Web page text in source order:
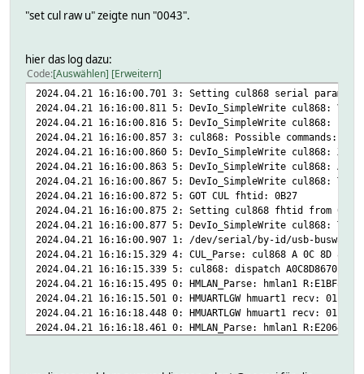
"set cul raw u" zeigte nun "0043".
hier das log dazu:
Code Auswählen Erweitern
2024.04.21 16:16:00.701 3: Setting cul868 serial
2024.04.21 16:16:00.811 5: DevIo_SimpleWrite cul868: V
2024.04.21 16:16:00.816 5: DevIo_SimpleWrite cul868: ?
2024.04.21 16:16:00.857 3: cul868: Possible commands:
2024.04.21 16:16:00.860 5: DevIo_SimpleWrite cul868: X21
2024.04.21 16:16:00.863 5: DevIo_SimpleWrite cul868: Ar
2024.04.21 16:16:00.867 5: DevIo_SimpleWrite cul868: T01
2024.04.21 16:16:00.872 5: GOT CUL fhtid: 0B27
2024.04.21 16:16:00.875 2: Setting cul868 fhtid from 0B27
2024.04.21 16:16:00.877 5: DevIo_SimpleWrite cul868:
2024.04.21 16:16:00.907 1: /dev/serial/by-id/usb-
2024.04.21 16:16:15.329 4: CUL_Parse: cul868 A 0C 8D 8670
2024.04.21 16:16:15.339 5: cul868: dispatch
2024.04.21 16:16:15.495 0: HMLAN_Parse: hmlan1
2024.04.21 16:16:15.501 0: HMUARTLGW hmuart1 recv: 01 05
2024.04.21 16:16:18.448 0: HMUARTLGW hmuart1 recv: 01 05
2024.04.21 16:16:18.461 0: HMLAN_Parse: hmlan1
2024.04.21 16:16:21.173 0: HMUARTLGW hmuart1 recv: 01